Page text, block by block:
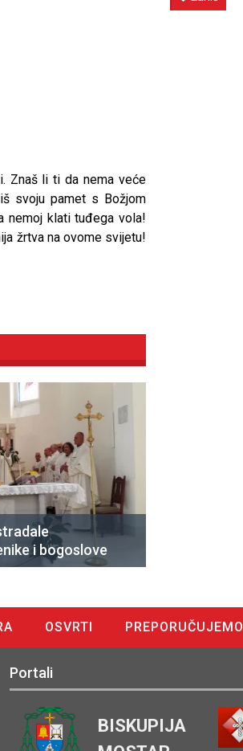
Znaš li ti da nema veće
svoju pamet s Božjom
nemoj klati tuđega vola!
žrtva na ovome svijetu!
i bogoslove
OSVRTI PREPORUČUJEMO
Portali
BISKUPIJA